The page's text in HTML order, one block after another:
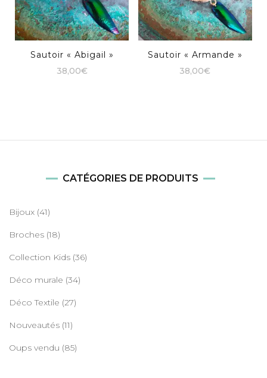
Sautoir « Abigail »
38,00€
Sautoir « Armande »
38,00€
CATÉGORIES DE PRODUITS
Bijoux (41)
Broches (18)
Collection Kids (36)
Déco murale (34)
Déco Textile (27)
Nouveautés (11)
Oups vendu (85)